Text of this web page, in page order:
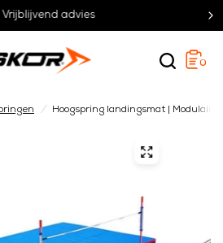
Vrijblijvend advies
0
/ Hoogspring landingsmat | Modulair